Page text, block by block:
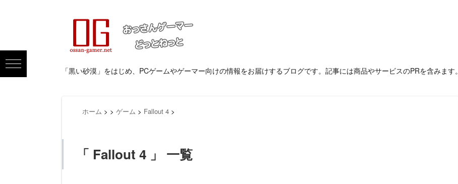
「黒い砂漠」をはじめ、PCゲームやゲーマー向けの情報をお届けするブログです。記事には商品やサービスのPRを含みます。
ホーム > > ゲーム > Fallout 4 >
「 Fallout 4 」 一覧